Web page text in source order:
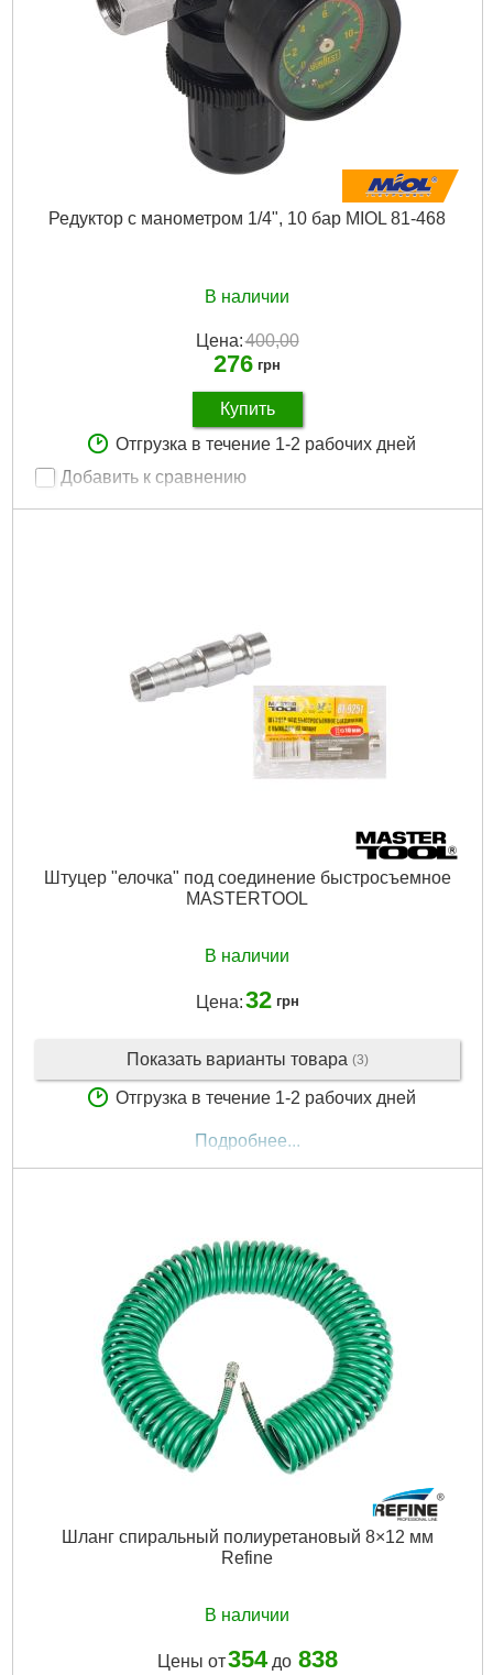
Подробнее...
Редуктор с манометром 1/4", 10 бар MIOL 81-468
В наличии
Цена:400,00
276 грн
Купить
Отгрузка в течение 1-2 рабочих дней
Добавить к сравнению
Артикул: 81-468
Подробнее...
Штуцер "елочка" под соединение быстросъемное
MASTERTOOL
В наличии
Цена:32 грн
Показать варианты товара (3)
Отгрузка в течение 1-2 рабочих дней
Подробнее...
Шланг спиральный полиуретановый 8×12 мм
Refine
В наличии
Цены от354до 838